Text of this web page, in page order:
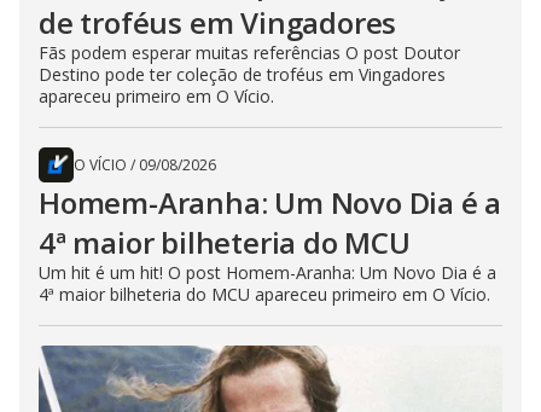
de troféus em Vingadores
Fãs podem esperar muitas referências O post Doutor
Destino pode ter coleção de troféus em Vingadores
apareceu primeiro em O Vício.
O VÍCIO / 09/08/2026
Homem-Aranha: Um Novo Dia é a
4ª maior bilheteria do MCU
Um hit é um hit! O post Homem-Aranha: Um Novo Dia é a
4ª maior bilheteria do MCU apareceu primeiro em O Vício.